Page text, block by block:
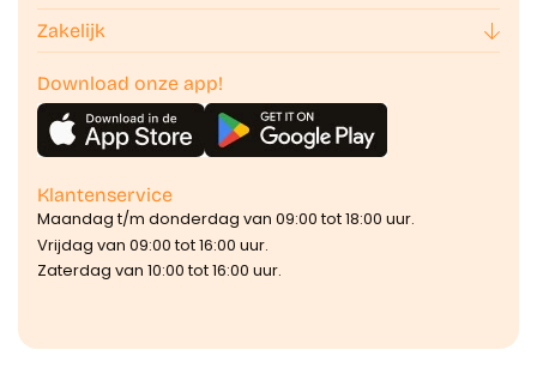
Zakelijk
Download onze app!
Klantenservice
Maandag t/m donderdag van 09:00 tot 18:00 uur.
Vrijdag van 09:00 tot 16:00 uur.
Zaterdag van 10:00 tot 16:00 uur.